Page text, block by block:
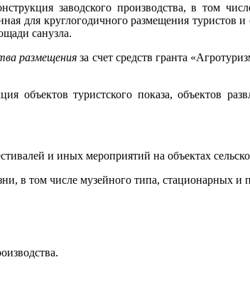
заводского производства, в том
для круглогодичного размещения
санузла.
размещенияза счет средств гранта
объектов туристского показа, объектов
и иных мероприятий на объектах
в том числе музейного типа, стационарных и